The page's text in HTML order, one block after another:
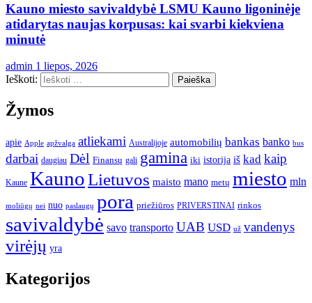
Kauno miesto savivaldybė LSMU Kauno ligoninėje
atidarytas naujas korpusas: kai svarbi kiekviena
minutė
admin 1 liepos, 2026
Ieškoti:
Žymos
apie Apple apžvalga atliekami Australijoje automobilių bankas banko bus
darbai daugiau Dėl Finansų gali gamina iki istorija iš kad kaip
Kaune KaunoLietuvos maisto mano metų miesto mln
moliūgų nei nuo paslaugų pora priežiūros PRIVERSTINAI rinkos
savivaldybė savo transporto UAB USD už vandenys
virėjų yra
Kategorijos